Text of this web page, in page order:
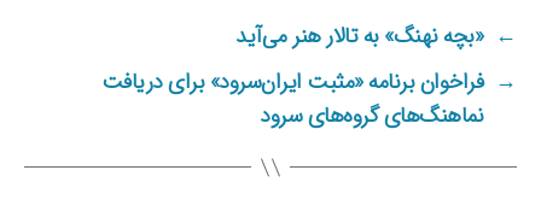
ه← «بچه نهنگ» به تالار هنر می‌آید
→ فراخوان برنامه «مثبت ایران‌سرود» برای دریافت
نماهنگ‌های گروه‌های سرود